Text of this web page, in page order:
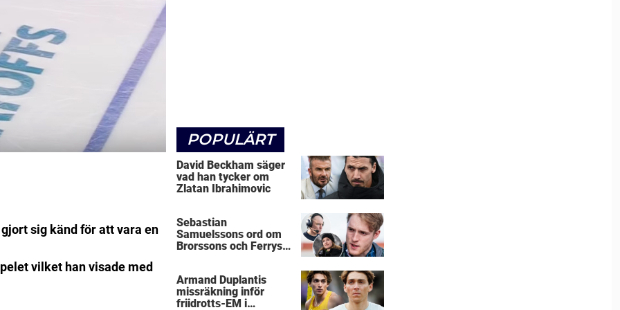
sig känd för att vara en
vilket han visade med
POPULÄRT
David Beckham säger
vad han tycker om
Zlatan Ibrahimovic
Sebastian
Samuelssons ord om
Brorssons och Ferrys
Armand Duplantis
missräkning inför
friidrotts-EM i